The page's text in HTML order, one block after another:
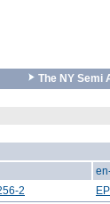
The NY Semi
2